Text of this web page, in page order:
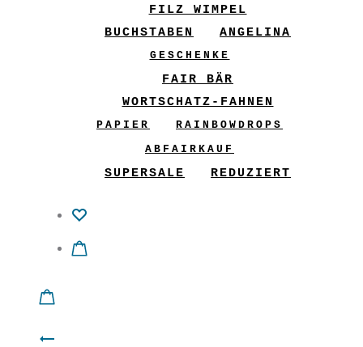
FILZ WIMPEL
BUCHSTABEN
ANGELINA
GESCHENKE
FAIR BÄR
WORTSCHATZ-FAHNEN
PAPIER
RAINBOWDROPS
ABFAIRKAUF
SUPERSALE REDUZIERT